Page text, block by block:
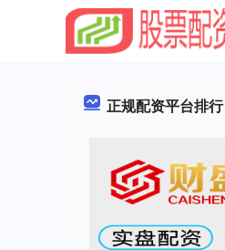
正规配资平台排行